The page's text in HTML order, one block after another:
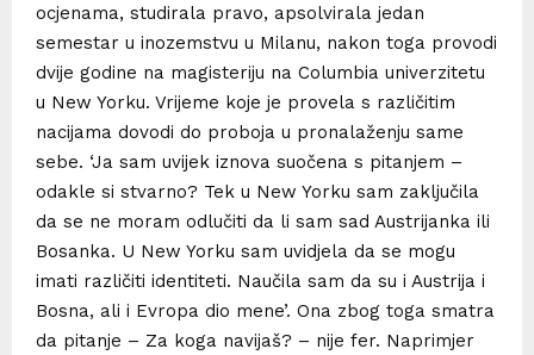
ocjenama, studirala pravo, apsolvirala jedan
semestar u inozemstvu u Milanu, nakon toga provodi
dvije godine na magisteriju na Columbia univerzitetu
u New Yorku. Vrijeme koje je provela s različitim
nacijama dovodi do proboja u pronalaženju same
sebe. ‘Ja sam uvijek iznova suočena s pitanjem –
odakle si stvarno? Tek u New Yorku sam zaključila
da se ne moram odlučiti da li sam sad Austrijanka ili
Bosanka. U New Yorku sam uvidjela da se mogu
imati različiti identiteti. Naučila sam da su i Austrija i
Bosna, ali i Evropa dio mene’. Ona zbog toga smatra
da pitanje – Za koga navijaš? – nije fer. Naprimjer